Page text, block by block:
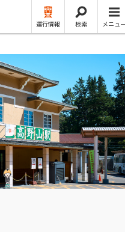
運行情報 検索 メニュ